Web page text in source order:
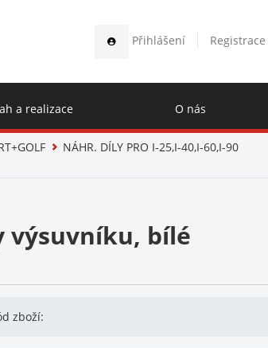
Přihlášení Registrace
a realizace O nás
NÁHR. DÍLY PRO I-25,I-40,I-60,I-90
výsuvníku, bílé
zboží: